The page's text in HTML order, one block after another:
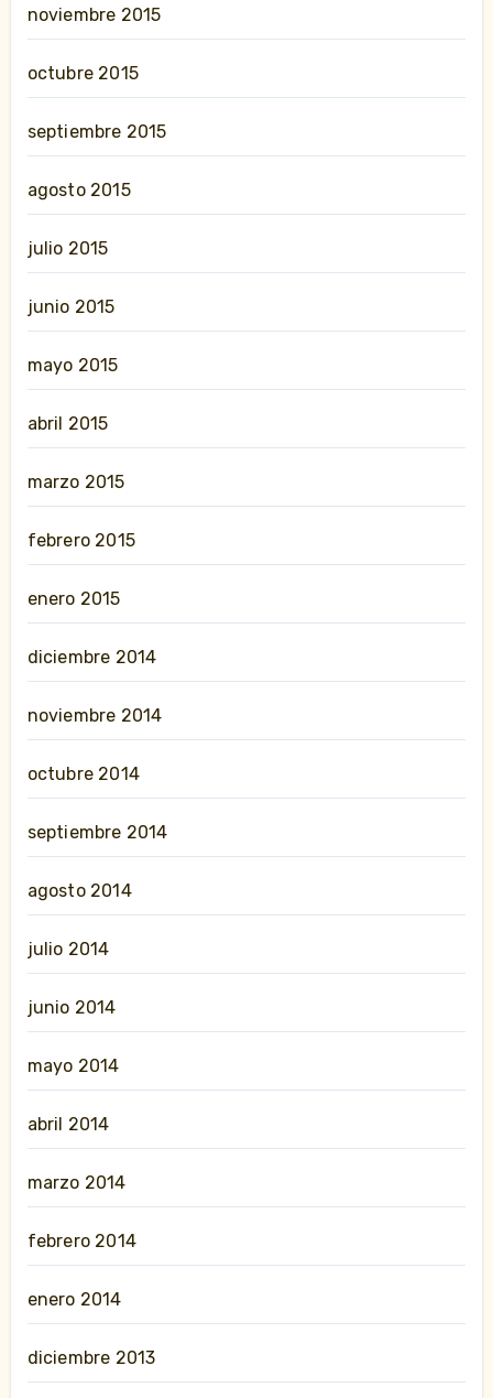
noviembre 2015
octubre 2015
septiembre 2015
agosto 2015
julio 2015
junio 2015
mayo 2015
abril 2015
marzo 2015
febrero 2015
enero 2015
diciembre 2014
noviembre 2014
octubre 2014
septiembre 2014
agosto 2014
julio 2014
junio 2014
mayo 2014
abril 2014
marzo 2014
febrero 2014
enero 2014
diciembre 2013